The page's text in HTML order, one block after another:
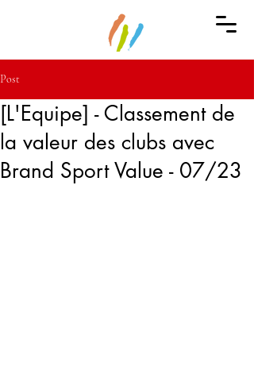
Post
[L'Equipe] - Classement de
la valeur des clubs avec
Brand Sport Value - 07/23